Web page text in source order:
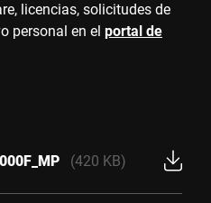
licencias, solicitudes de
personal en el portal de
(420 KB)